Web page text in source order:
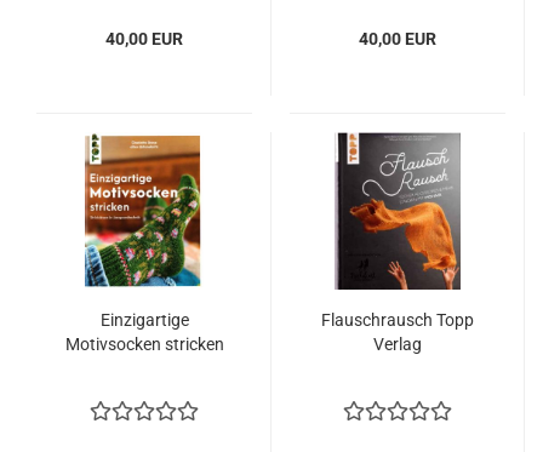
40,00 EUR 40,00 EUR
Einzigartige
Motivsocken stricken
Flauschrausch Topp
Verlag